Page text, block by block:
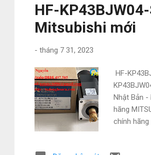
HF-
Mitsubishi mới
- tháng 7 31, 2023
HF-
Nhật Bản -
hãng
chính